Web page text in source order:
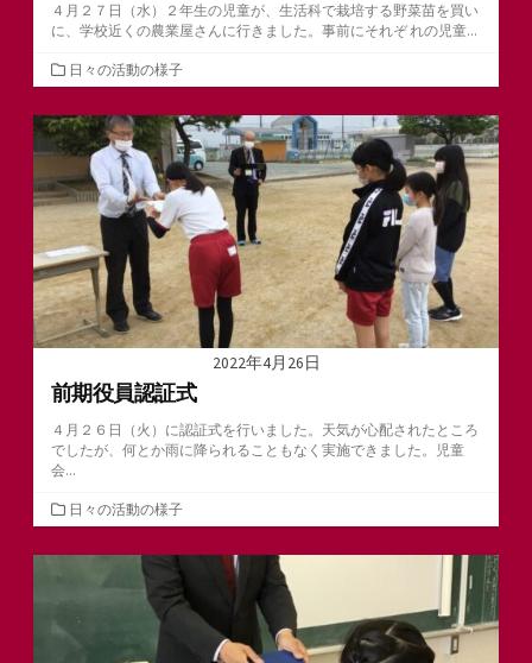
４月２７日（水）２年生の児童が、生活科で栽培する野菜苗を買い
に、学校近くの農業屋さんに行きました。事前にそれぞ れの児童...
カ
テ
ゴ
リ
ー
日々の活動の様子
2022年4月26日
前期役員認証式
４月２６日（火）に認証式を行いました。天気が心配されたところ
でしたが、何とか雨に降られることもなく実施できました。児童
会...
カ
テ
ゴ
日々の活動の様子